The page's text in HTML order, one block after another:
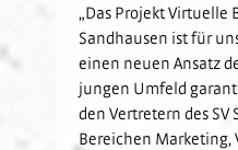
„Das Projekt Virtuelle
Sandhausen ist für
einen neuen Ansatz
jungen Umfeld
den Vertretern des SV
Bereichen Marketing,